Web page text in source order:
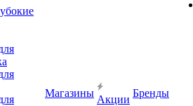
Магазины
Акции
Бренды